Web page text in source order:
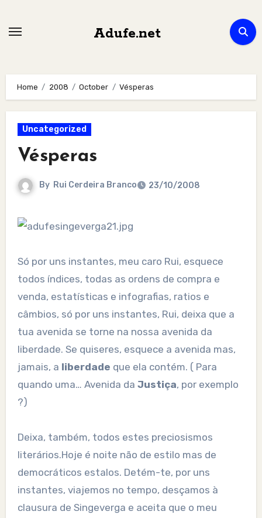
Adufe.net
Home 2008 October Vésperas
Uncategorized
Vésperas
By Rui Cerdeira Branco 23/10/2008
Só por uns instantes, meu caro Rui, esquece
todos índices, todas as ordens de compra e
venda, estatísticas e infografias, ratios e
câmbios, só por uns instantes, Rui, deixa que a
tua avenida se torne na nossa avenida da
liberdade. Se quiseres, esquece a avenida mas,
jamais, a liberdade que ela contém. ( Para
quando uma… Avenida da Justiça, por exemplo
?)
Deixa, também, todos estes preciosismos
literários.Hoje é noite não de estilo mas de
democráticos estalos. Detém-te, por uns
instantes, viajemos no tempo, desçamos à
clausura de Singeverga e aceita que o meu